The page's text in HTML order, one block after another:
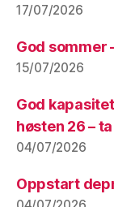
17/07/2026
God sommer
15/07/2026
God
høsten 26 –
04/07/2026
Oppstart